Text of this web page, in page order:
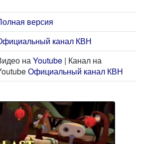
версия
канал КВН
наYoutube | Канал на
Официальный канал КВН